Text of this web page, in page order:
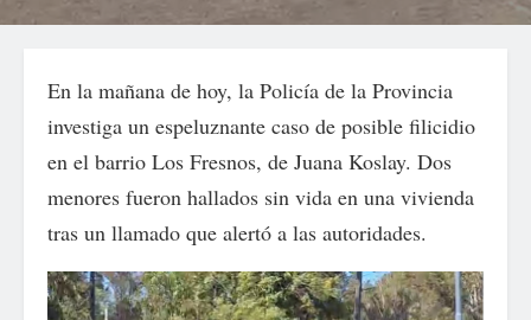
En la mañana de hoy, la Policía de la Provincia
investiga un espeluznante caso de posible filicidio
en el barrio Los Fresnos, de Juana Koslay. Dos
menores fueron hallados sin vida en una vivienda
tras un llamado que alertó a las autoridades.